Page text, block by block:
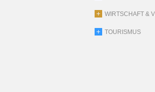
WIRTSCHAFT &
TOURISMUS